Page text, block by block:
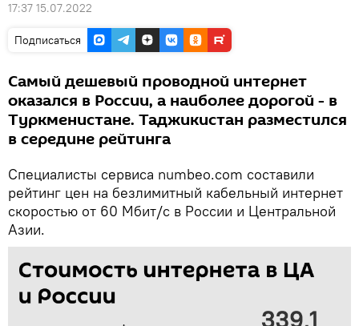
17:37 15.07.2022
Подписаться
Самый дешевый проводной интернет
оказался в России, а наиболее дорогой - в
Туркменистане. Таджикистан разместился
в середине рейтинга
Специалисты сервиса numbeo.com составили
рейтинг цен на безлимитный кабельный интернет
скоростью от 60 Мбит/с в России и Центральной
Азии.